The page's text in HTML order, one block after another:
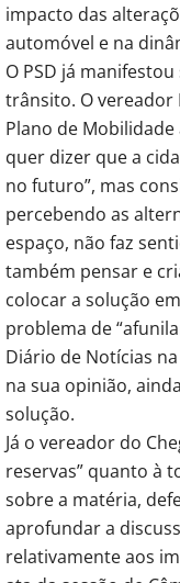
impacto das
automóvel e na
O PSD já
trânsito. O vereador
Plano de
quer dizer que a
no futuro”, mas
percebendo as
espaço, não faz
também pensar e
colocar a solução
problema de
Diário de Notícias
na sua opinião,
solução.
Já o vereador do
reservas” quanto à
sobre a matéria,
aprofundar a
relativamente aos